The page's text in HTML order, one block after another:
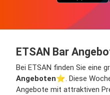
ETSAN Bar
Bei ETSAN finden Sie eine
Angeboten⭐️. Diese
Angebote mit attraktiven